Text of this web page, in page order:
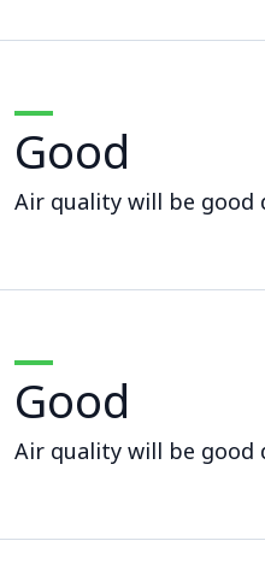
Good
Air quality will be good
Good
Air quality will be good